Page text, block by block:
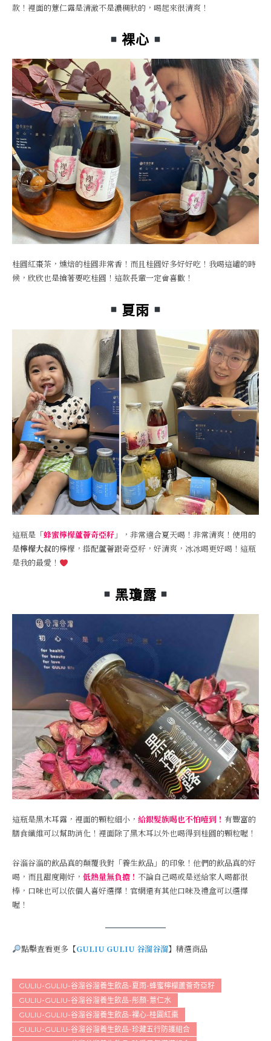
款！裡面的薏仁露是清澈不是濃稠狀的，喝起來很清爽！
裸心
桂圓紅棗茶，燻焙的桂圓非常香！而且桂圓好多好好吃！我喝這罐的時
候，欣欣也是搶著要吃桂圓！這款長輩一定會喜歡！
夏雨
這瓶是「蜂蜜檸檬蘆薈奇亞籽 」，非常適合夏天喝！非常清爽！使用的
是檸檬大叔的檸檬，搭配蘆薈跟奇亞籽，好清爽，冰冰喝更好喝！這瓶
是我的最愛！
黑瓊露
這瓶是黑木耳露，裡面的顆粒細小， 給銀髮族喝也不怕噎到！ 有豐富的
膳食纖維可以幫助消化！裡面除了黑木耳以外也喝得到桂圓的顆粒喔！
谷溜谷溜的飲品真的顛覆我對「養生飲品」的印象！他們的飲品真的好
喝，而且甜度剛好， 低熱量無負擔！ 不論自己喝或是送給家人喝都很
棒，口味也可以依個人喜好選擇！官網還有其他口味及禮盒可以選擇
喔！
點擊查看更多【GULIU GULIU 谷溜谷溜】精選商品
GULIU-GULIU-谷溜谷溜養生飲品-夏雨-蜂蜜檸檬蘆薈奇亞籽
GULIU-GULIU-谷溜谷溜養生飲品-彤顏-薏仁水
GULIU-GULIU-谷溜谷溜養生飲品-裸心-桂圓紅棗
GULIU-GULIU-谷溜谷溜養生飲品-珍藏五行防護組合